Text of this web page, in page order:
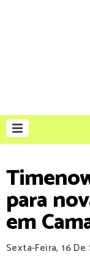
para
em
Sexta-Feira, 16